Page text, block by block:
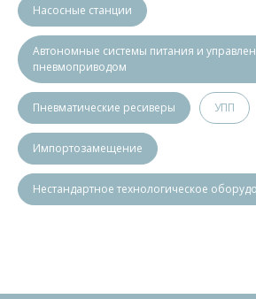
Насосные станции
Автономные системы питания и
пневмоприводом
Пневматические ресиверы УПП
Импортозамещение
Нестандартное технологическое